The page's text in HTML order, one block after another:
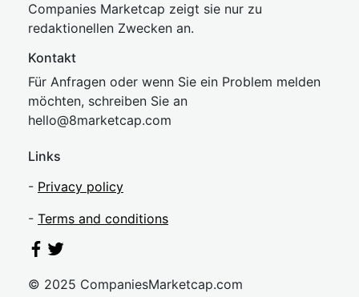
Companies Marketcap zeigt sie nur zu
redaktionellen Zwecken an.
Kontakt
Für Anfragen oder wenn Sie ein Problem melden
möchten, schreiben Sie an
hello@8marketcap.com
Links
- Privacy policy
- Terms and conditions
© 2025 CompaniesMarketcap.com